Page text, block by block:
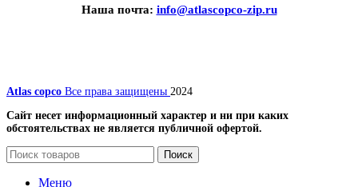
Наша почта: info@atlascopco-zip.ru
Atlas copco Все права защищены 2024
Сайт несет информационный характер и ни при каких
обстоятельствах не является публичной офертой.
Поиск
Меню